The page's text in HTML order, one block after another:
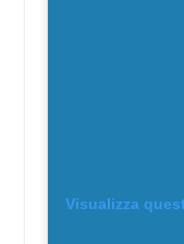
Visualizza